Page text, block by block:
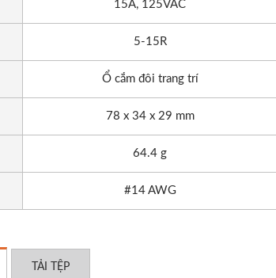
15A, 125VAC
5-15R
Ổ cắm đôi trang trí
78 x 34 x 29 mm
64.4 g
#14 AWG
TẢI TỆP